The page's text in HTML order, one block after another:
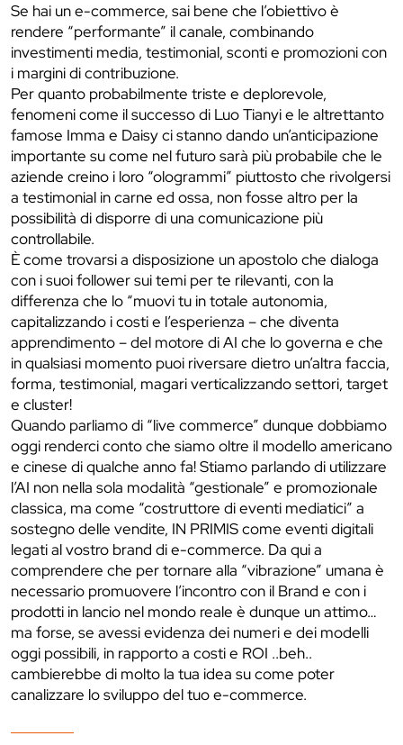
Se hai un e-commerce, sai bene che l’obiettivo è
rendere “performante” il canale, combinando
investimenti media, testimonial, sconti e promozioni con
i margini di contribuzione.
Per quanto probabilmente triste e deplorevole,
fenomeni come il successo di Luo Tianyi e le altrettanto
famose Imma e Daisy ci stanno dando un’anticipazione
importante su come nel futuro sarà più probabile che le
aziende creino i loro “ologrammi” piuttosto che rivolgersi
a testimonial in carne ed ossa, non fosse altro per la
possibilità di disporre di una comunicazione più
controllabile.
È come trovarsi a disposizione un apostolo che dialoga
con i suoi follower sui temi per te rilevanti, con la
differenza che lo “muovi tu in totale autonomia,
capitalizzando i costi e l’esperienza – che diventa
apprendimento – del motore di AI che lo governa e che
in qualsiasi momento puoi riversare dietro un’altra faccia,
forma, testimonial, magari verticalizzando settori, target
e cluster!
Quando parliamo di “live commerce” dunque dobbiamo
oggi renderci conto che siamo oltre il modello americano
e cinese di qualche anno fa! Stiamo parlando di utilizzare
l’AI non nella sola modalità “gestionale” e promozionale
classica, ma come “costruttore di eventi mediatici” a
sostegno delle vendite, IN PRIMIS come eventi digitali
legati al vostro brand di e-commerce. Da qui a
comprendere che per tornare alla “vibrazione” umana è
necessario promuovere l’incontro con il Brand e con i
prodotti in lancio nel mondo reale è dunque un attimo…
ma forse, se avessi evidenza dei numeri e dei modelli
oggi possibili, in rapporto a costi e ROI ..beh..
cambierebbe di molto la tua idea su come poter
canalizzare lo sviluppo del tuo e-commerce.